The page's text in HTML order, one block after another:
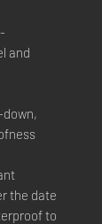
and
down,
the date
to